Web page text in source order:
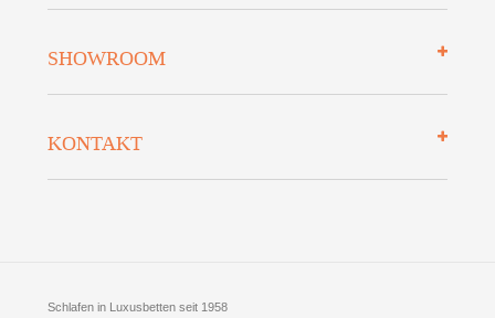
Finanzierung
Datenschutz
Preisgarantie
Presse
Jobs
SHOWROOM
KONTAKT
Schlafen in Luxusbetten seit 1958